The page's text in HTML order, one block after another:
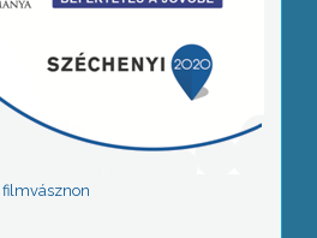
filmvásznon